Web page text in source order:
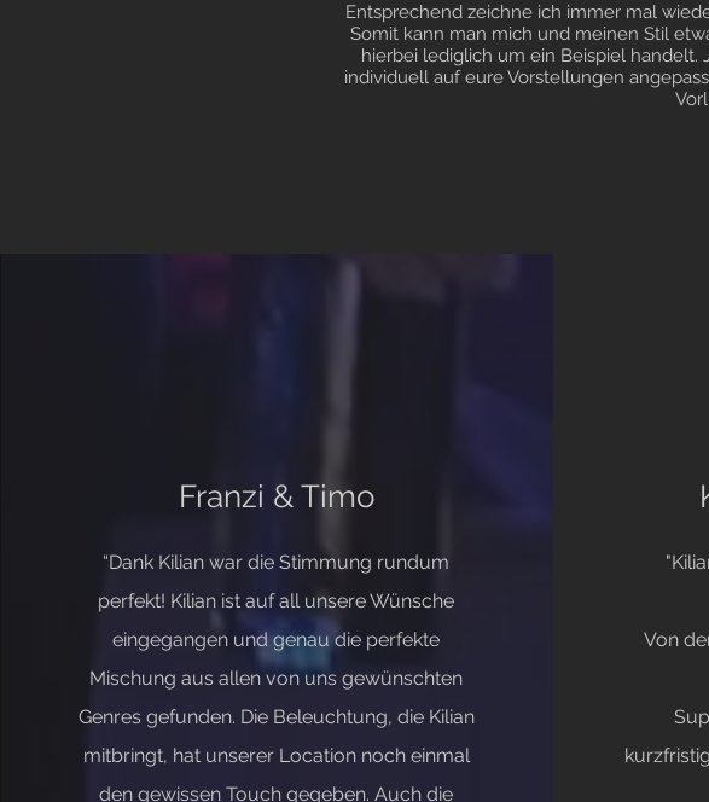
Entsprechend zeichne ich immer mal
Somit kann man mich und meinen Stil
hierbei lediglich um ein Beispiel
individuell auf eure Vorstellungen
Franzi & Timo
“Dank Kilian war die Stimmung rundum
perfekt! Kilian ist auf all unsere Wünsche
eingegangen und genau die perfekte
Mischung aus allen von uns gewünschten
Genres gefunden. Die Beleuchtung, die Kilian
mitbringt, hat unserer Location noch einmal
den gewissen Touch gegeben. Auch die
Von